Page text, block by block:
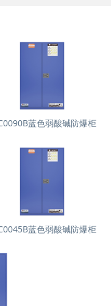
蓝色弱酸碱防爆柜
蓝色弱酸碱防爆柜